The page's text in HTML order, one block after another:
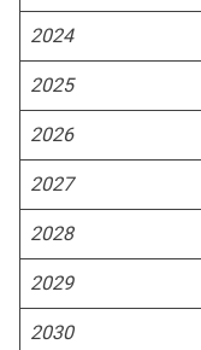
2024
2025
2026
2027
2028
2029
2030